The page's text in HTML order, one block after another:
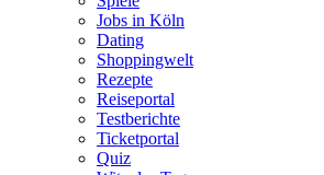
Jobs in Köln
Dating
Shoppingwelt
Rezepte
Reiseportal
Testberichte
Ticketportal
Quiz